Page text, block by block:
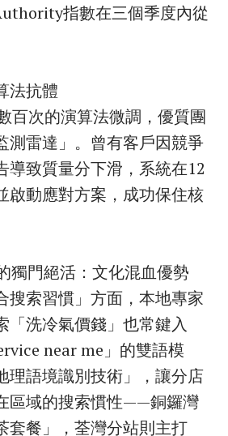
指數在三個季度內從
法抗體
百次的演算法微調，優質團
測雷達」。曾有客戶因競爭
導致質量分下滑，系統在12
啟動應對方案，成功保住核
獨門絕活：文化混血優勢
搜索習慣」方面，本地專家
「洗冷氣價錢」也常鍵入
near me」的雙語模
理語境識別技術」，讓分店
區域的搜索慣性——銅鑼灣
套餐」，荃灣分站則主打